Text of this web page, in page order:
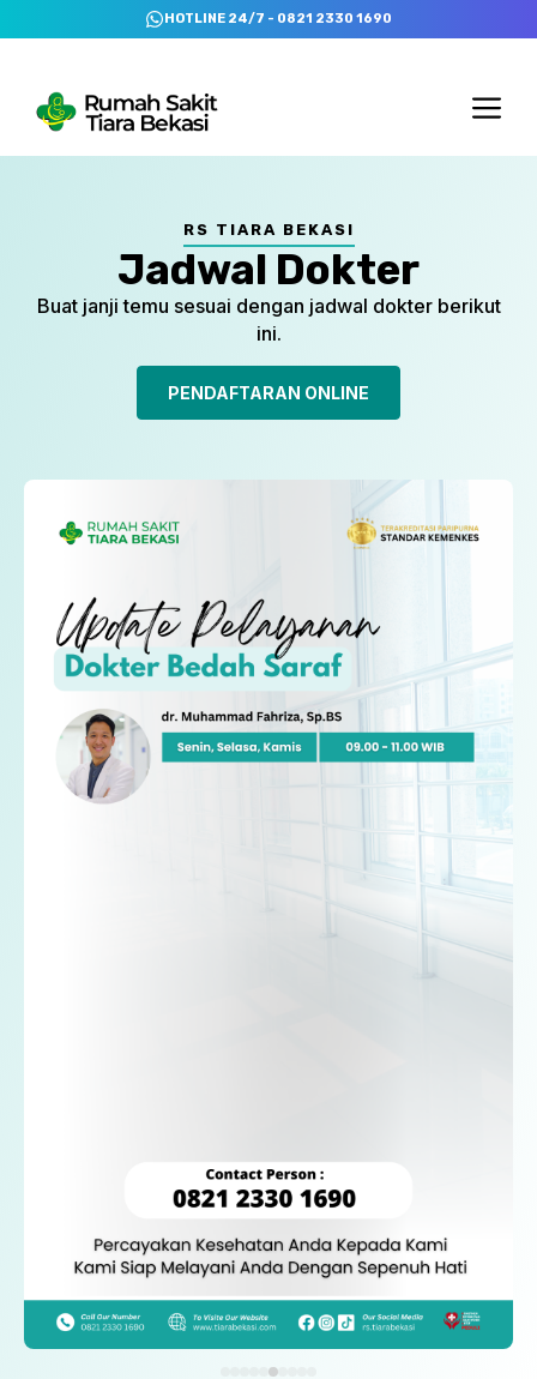
to
HOTLINE 24/7 - 0821 2330 1690
RS TIARA BEKASI
Jadwal Dokter
Buat janji temu sesuai dengan jadwal dokter berikut
ini.
PENDAFTARAN ONLINE